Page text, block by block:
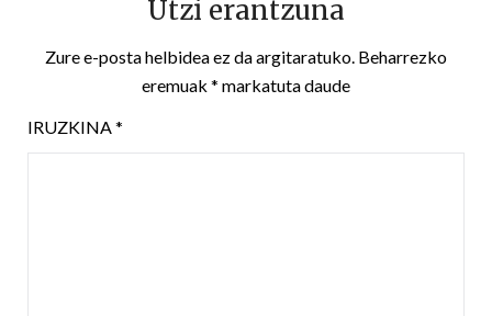
Utzi erantzuna
Zure e-posta helbidea ez da argitaratuko. Beharrezko
eremuak * markatuta daude
IRUZKINA*